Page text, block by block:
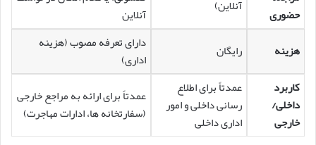
حضوری
آنلاین)
آنلاین
هزینه
رایگان
دارای تعرفه مصوب (هزینه
اداری)
کاربرد
داخلی/
خارجی
عمدتاً برای اطلاع
رسانی داخلی و امور
اداری داخلی
عمدتاً برای ارائه به مراجع خارجی
(سفارتخانه ها، ادارات مهاجرت)